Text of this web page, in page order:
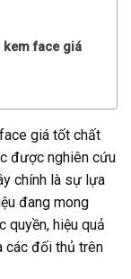
kem face giá
giá tốt chất
được nghiên cứu
chính là sự lựa
đang mong
quyền, hiệu quả
các đối thủ trên